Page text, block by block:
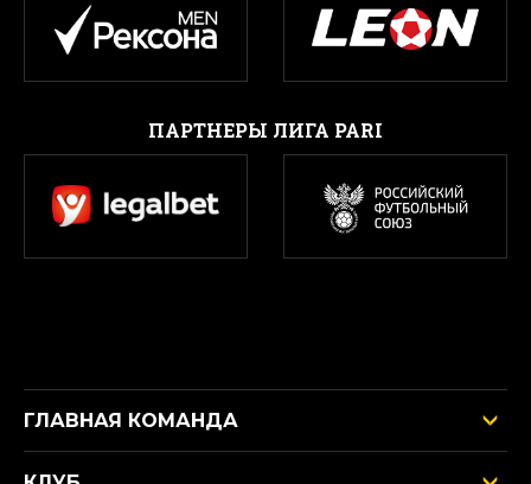
ПАРТНЕРЫ ЛИГА PARI
ГЛАВНАЯ КОМАНДА